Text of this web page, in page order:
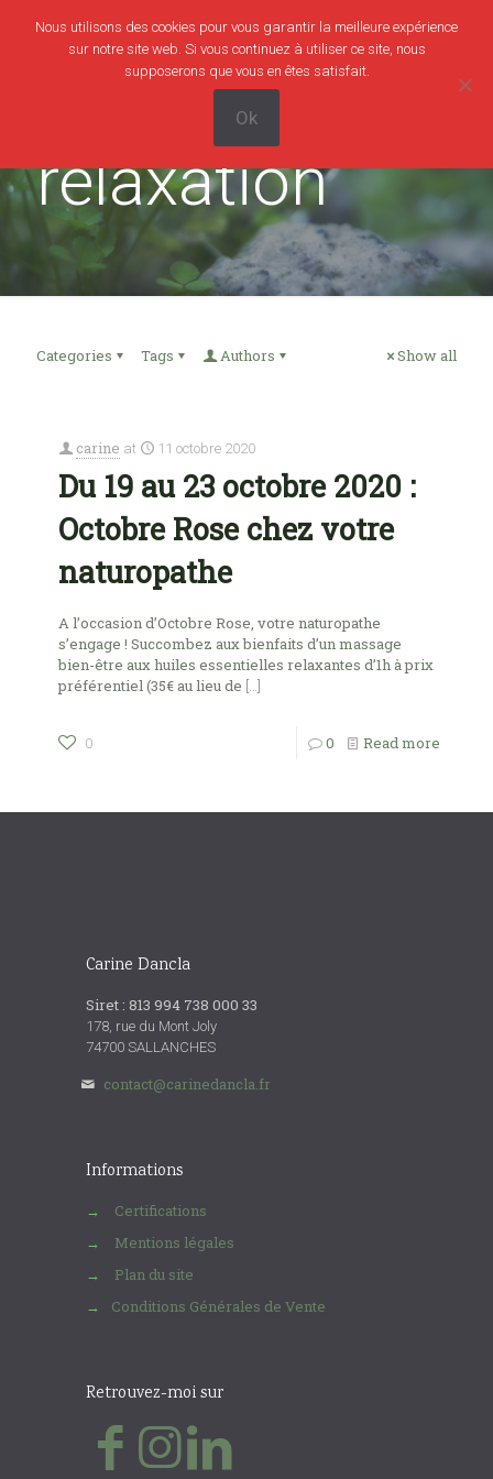
0
0,00€
relaxation
Categories Tags Authors Show all
carine at 11 octobre 2020
Du 19 au 23 octobre 2020 :
Octobre Rose chez votre
naturopathe
A l’occasion d’Octobre Rose, votre naturopathe
s’engage ! Succombez aux bienfaits d’un massage
bien-être aux huiles essentielles relaxantes d’1h à prix
préférentiel (35€ au lieu de […]
0 0 Read more
Carine Dancla
Siret : 813 994 738 000 33
178, rue du Mont Joly
74700 SALLANCHES
contact@carinedancla.fr
Informations
→ Certifications
→ Mentions légales
→ Plan du site
→ Conditions Générales de Vente
Retrouvez-moi sur
Nous utilisons des cookies pour vous garantir la meilleure expérience
sur notre site web. Si vous continuez à utiliser ce site, nous
supposerons que vous en êtes satisfait.
Ok